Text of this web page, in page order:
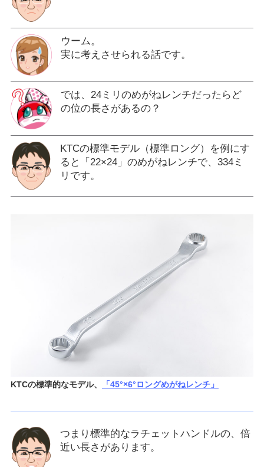
ウーム。
実に考えさせられる話です。
では、24ミリのめがねレンチだったらど
の位の長さがあるの？
KTCの標準モデル（標準ロング）を例にす
ると「22×24」のめがねレンチで、334ミ
リです。
KTCの標準的なモデル、 「45°×6°ロングめがねレンチ」
つまり標準的なラチェットハンドルの、倍
近い長さがあります。